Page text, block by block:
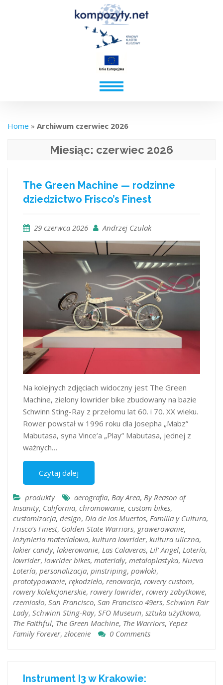
Home » Archiwum czerwiec 2026
Miesiąc: czerwiec 2026
The Green Machine — rodzinne
dziedzictwo Frisco’s Finest
29 czerwca 2026 Andrzej Czulak
Na kolejnych zdjęciach widoczny jest The Green
Machine, zielony lowrider bike zbudowany na bazie
Schwinn Sting-Ray z przełomu lat 60. i 70. XX wieku.
Rower powstał w 1996 roku dla Josepha „Mabz”
Mabutasa, syna Vince’a „Play” Mabutasa, jednej z
ważnych…
Czytaj dalej
produkty aerografia, Bay Area, By Reason of
Insanity, California, chromowanie, custom bikes,
customizacja, design, Día de los Muertos, Familia y Cultura,
Frisco’s Finest, Golden State Warriors, grawerowanie,
inżynieria materiałowa, kultura lowrider, kultura uliczna,
lakier candy, lakierowanie, Las Calaveras, Lil’ Angel, Lotería,
lowrider, lowrider bikes, materiały, metaloplastyka, Nueva
Lotería, personalizacja, pinstriping, powłoki,
prototypowanie, rękodzieło, renowacja, rowery custom,
rowery kolekcjonerskie, rowery lowrider, rowery zabytkowe,
rzemiosło, San Francisco, San Francisco 49ers, Schwinn Fair
Lady, Schwinn Sting-Ray, SFO Museum, sztuka użytkowa,
The Faithful, The Green Machine, The Warriors, Yepez
Family Forever, złocenie 0 Comments
Instrument I3 w Krakowie: